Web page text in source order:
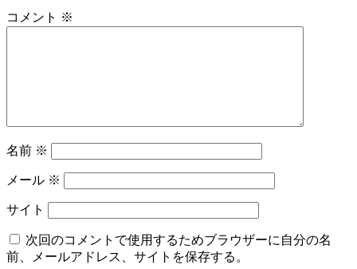
コメント ※
名前 ※
メール ※
サイト
次回のコメントで使用するためブラウザーに自分の名
前、メールアドレス、サイトを保存する。